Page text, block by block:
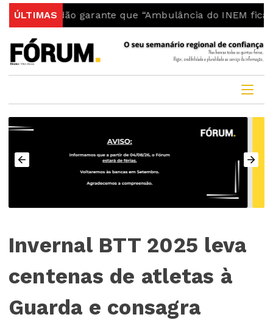
ÚLTIMASgarante que “Ambulância do INEM fica no
Invernal BTT 2025 leva
centenas de atletas à
Guarda e consagra